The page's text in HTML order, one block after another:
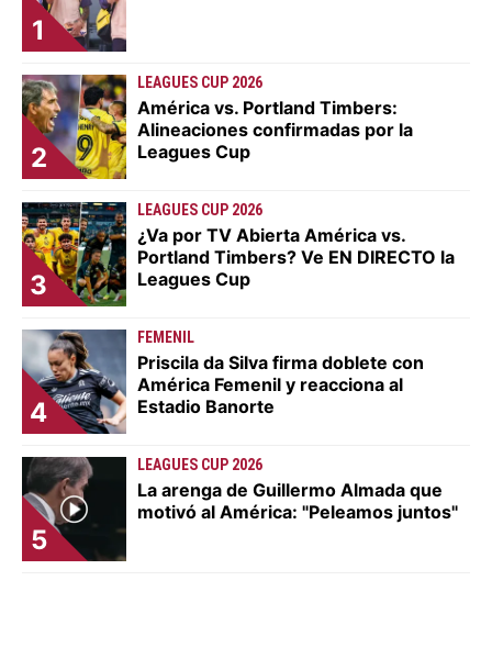
1
2
LEAGUES CUP 2026
América vs. Portland Timbers:
Alineaciones confirmadas por la
Leagues Cup
3
LEAGUES CUP 2026
¿Va por TV Abierta América vs.
Portland Timbers? Ve EN DIRECTO la
Leagues Cup
4
FEMENIL
Priscila da Silva firma doblete con
América Femenil y reacciona al
Estadio Banorte
5
LEAGUES CUP 2026
La arenga de Guillermo Almada que
motivó al América: "Peleamos juntos"